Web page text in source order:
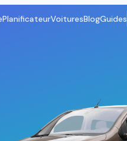
PlanificateurVoituresBlogGuides